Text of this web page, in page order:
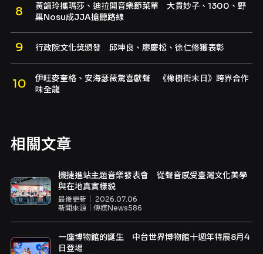
黃韻玲攜瑪莎、迪拉開音樂節菜單 大貫妙子、1300、野
巢Nosu成JJA搶聽路線
行政院文化獎頒發 邱坤良、廖慶松、徐仁修獲表彰
伊旺麥奎格、安海瑟薇驚喜獻聲 《橡樹街末日》跨界合作
味全龍
相關文章
機捷進站主題音樂發表會 從聲音感受臺灣文化美學
與在地真實樣貌
最後更新｜ 2026.07.06
新聞來源｜ 傳媒News586
一座博物館的誕生 中台世界博物館十週年特展8月4
日登場